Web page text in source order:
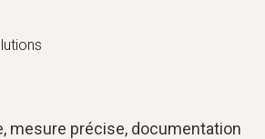
mesure précise, documentation